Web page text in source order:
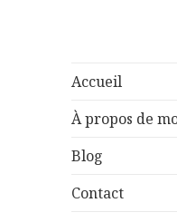
Accueil
À propos de
Blog
Contact